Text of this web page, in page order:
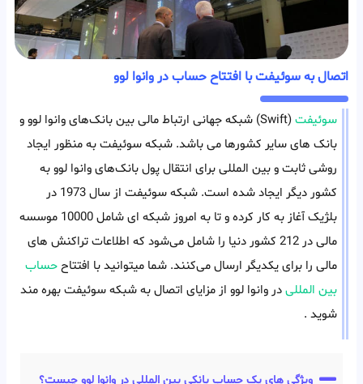
اتصال به سوئیفت با افتتاح حساب در وانوا لوو
سوئیفت
(Swift) شبکه جهانی ارتباط‌ مالی بین بانک‌های وانوا لوو و
بانک های سایر کشورها می باشد. شبکه سوئیفت به منظور ایجاد
روشی ثابت و بین المللی برای انتقال پول بانک‌های وانوا لوو به
کشور دیگر ایجاد شده است. شبکه سوئیفت از سال 1973 در
بلژیک آغاز به کار کرده و تا به امروز شبکه ای شامل 10000 موسسه
مالی در 212 کشور دنیا را شامل می‌شود که اطلاعات تراکنش های
مالی را برای یکدیگر ارسال می‌کنند. شما میتوانید با افتتاححساب
بین المللیدر وانوا لوو از مزایای اتصال به شبکه سوئیفت بهره مند
شوید .
ویژگی های یک حساب بانکی بین المللی در وانوا لوو چیست؟